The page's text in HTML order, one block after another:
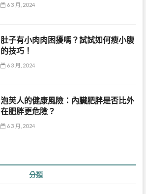
6 3 月, 2024
肚子有小肉肉困擾嗎？試試如何瘦小腹
的技巧！
6 3 月, 2024
泡芙人的健康風險：內臟肥胖是否比外
在肥胖更危險？
6 3 月, 2024
分類